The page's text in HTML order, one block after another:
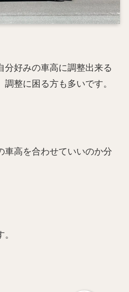
分好みの車高に調整出来る
調整に困る方も多いです。
車高を合わせていいのか分